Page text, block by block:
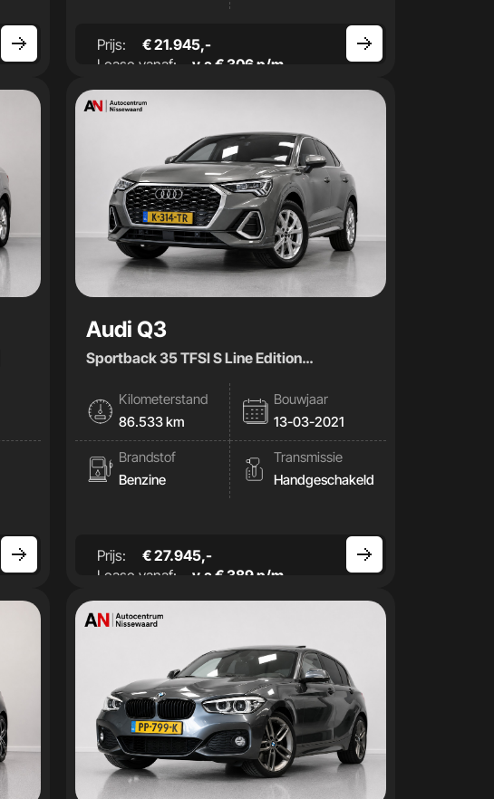
Prijs:
€ 21.945,-
Lease vanaf:
v.a € 306 p/m
Audi Q3
Sportback 35 TFSI S Line Edition
Kilometerstand
86.533 km
Bouwjaar
13-03-2021
Brandstof
Benzine
Transmissie
Handgeschakeld
Prijs:
€ 27.945,-
Lease vanaf:
v.a € 389 p/m